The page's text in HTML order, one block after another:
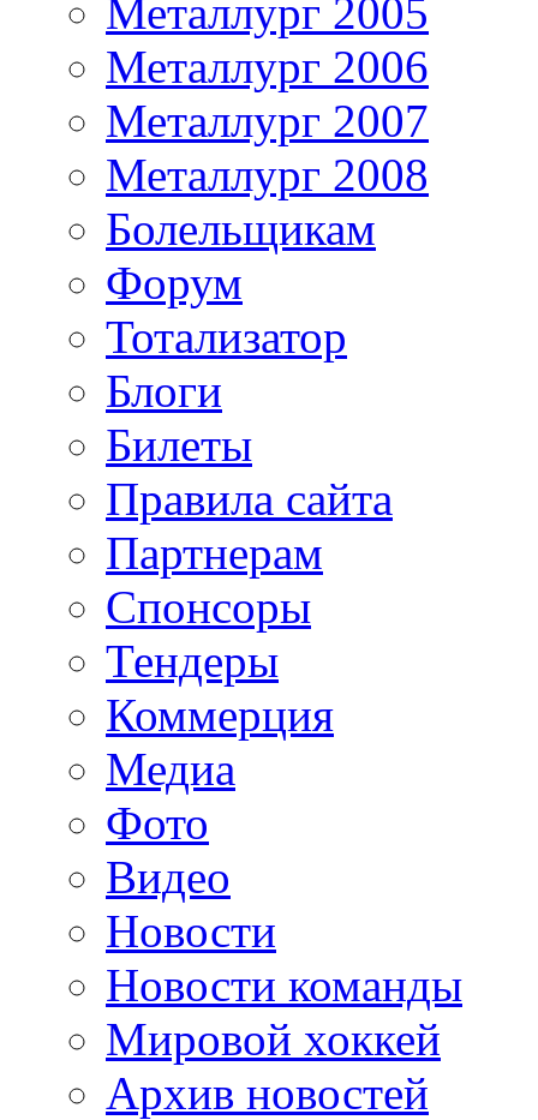
Металлург 2005
Металлург 2006
Металлург 2007
Металлург 2008
Болельщикам
Форум
Тотализатор
Блоги
Билеты
Правила сайта
Партнерам
Спонсоры
Тендеры
Коммерция
Медиа
Фото
Видео
Новости
Новости команды
Мировой хоккей
Архив новостей